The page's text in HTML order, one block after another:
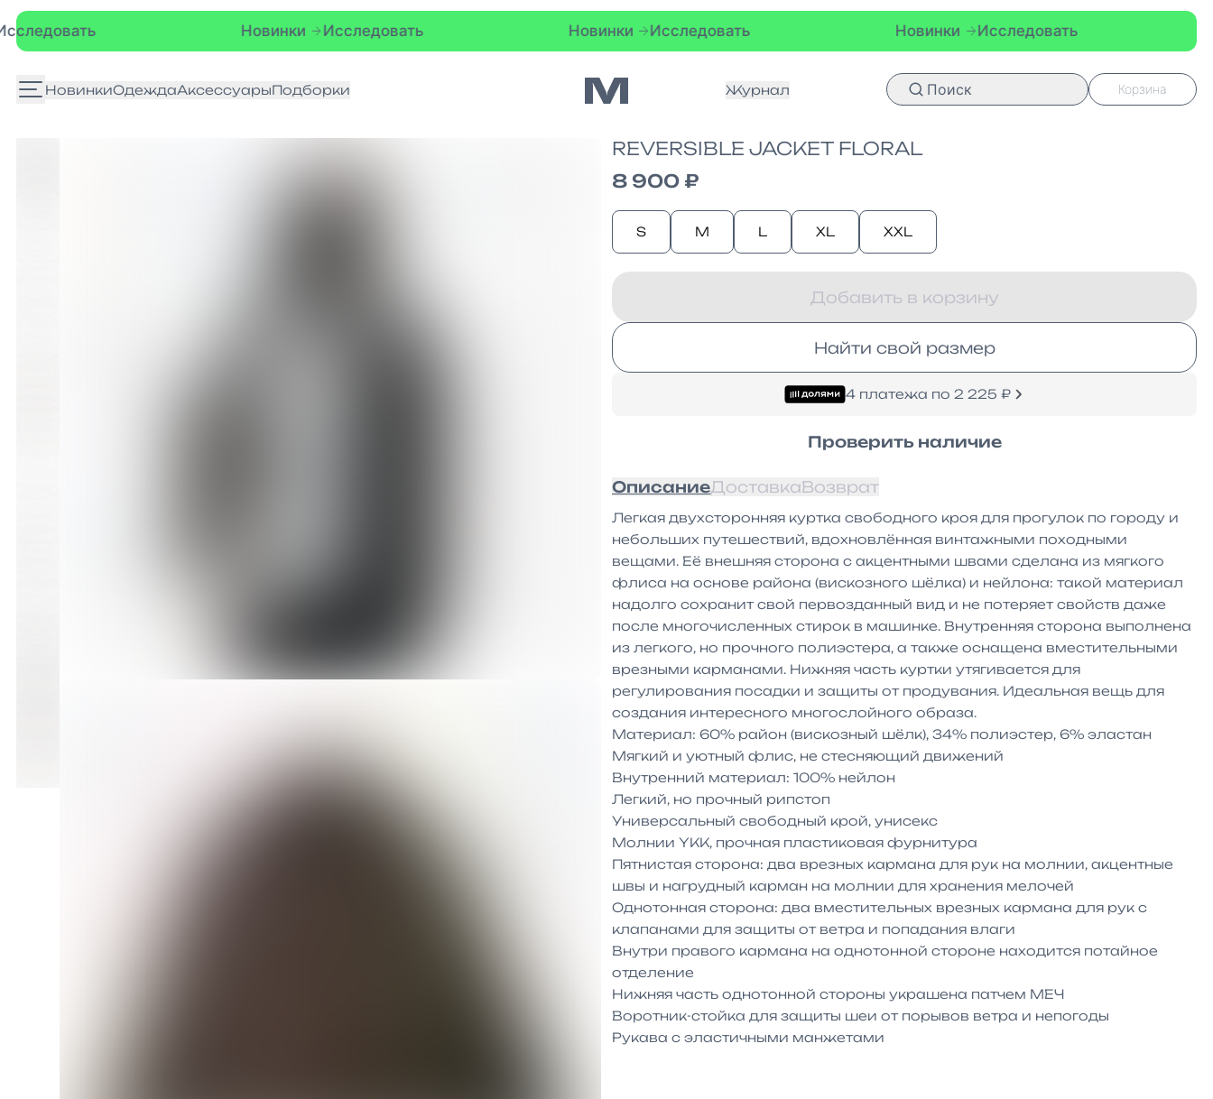
Исследовать Исследовать Исследовать
НовинкиОдеждаАксессуарыПодборки Журнал Поиск Корзина
REVERSIBLE JACKET FLORAL
8 900 ₽
S M L XL XXL
Добавить в корзину
Найти свой размер
4 платежа по 2 225 ₽
Проверить наличие
ОписаниеДоставкаВозврат
Легкая двухсторонняя куртка свободного кроя для прогулок по городу и
небольших путешествий, вдохновлённая винтажными походными
вещами. Её внешняя сторона с акцентными швами сделана из мягкого
флиса на основе района (вискозного шёлка) и нейлона: такой материал
надолго сохранит свой первозданный вид и не потеряет свойств даже
после многочисленных стирок в машинке. Внутренняя сторона выполнена
из легкого, но прочного полиэстера, а также оснащена вместительными
врезными карманами. Нижняя часть куртки утягивается для
регулирования посадки и защиты от продувания. Идеальная вещь для
создания интересного многослойного образа.
Материал: 60% район (вискозный шёлк), 34% полиэстер, 6% эластан
Мягкий и уютный флис, не стесняющий движений
Внутренний материал: 100% нейлон
Легкий, но прочный рипстоп
Универсальный свободный крой, унисекс
Молнии YKK, прочная пластиковая фурнитура
Пятнистая сторона: два врезных кармана для рук на молнии, акцентные
швы и нагрудный карман на молнии для хранения мелочей
Однотонная сторона: два вместительных врезных кармана для рук с
клапанами для защиты от ветра и попадания влаги
Внутри правого кармана на однотонной стороне находится потайное
отделение
Нижняя часть однотонной стороны украшена патчем МЕЧ
Воротник-стойка для защиты шеи от порывов ветра и непогоды
Рукава с эластичными манжетами